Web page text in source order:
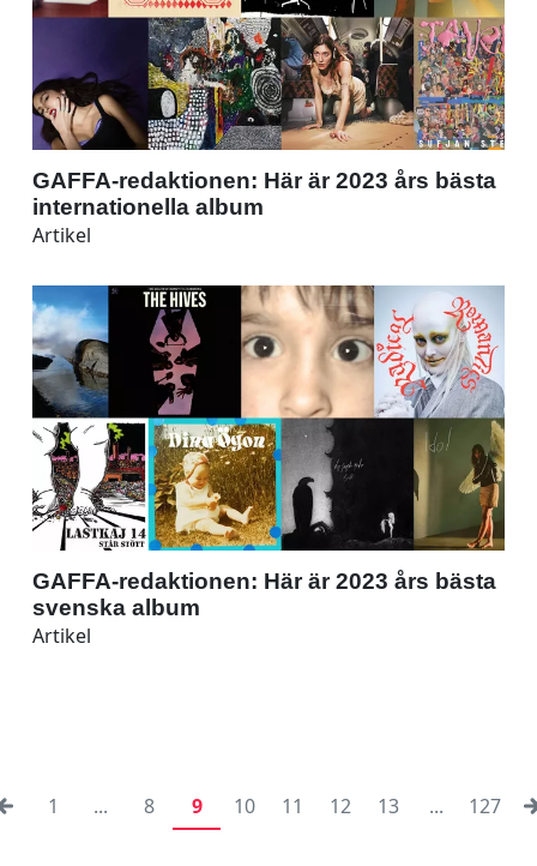
GAFFA-redaktionen: Här är 2023 års bästa
internationella album
Artikel
GAFFA-redaktionen: Här är 2023 års bästa
svenska album
Artikel
1 ... 8 9 10 11 12 13 ... 127